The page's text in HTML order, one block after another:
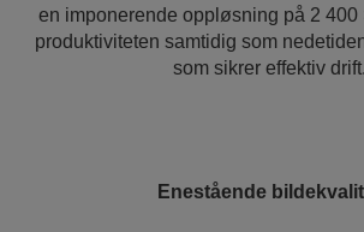
en imponerende oppløsning på 2 400
produktiviteten samtidig som
som sikrer effektiv drift.
Enestående